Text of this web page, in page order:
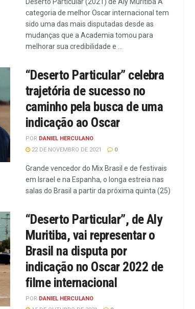
categoria de melhor Oscar internacional tem
sido uma das mais disputadas desde as
mudanças que a Academia tomou para
melhorar sua credibilidade e ...
“Deserto Particular” celebra
trajetória de sucesso no
caminho pela busca de uma
indicação ao Oscar
POR DANIEL HERCULANO
22 DE NOVEMBRO DE 2021
0
Grande vencedor do Mix Brasil e de festivais
em Israel e na Espanha, o longa estreia nas
salas do Brasil a partir da próxima quinta (25)
“Deserto Particular”, de Aly
Muritiba, vai representar o
Brasil na disputa por
indicação no Oscar 2022 de
filme internacional
POR DANIEL HERCULANO